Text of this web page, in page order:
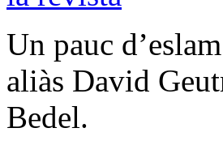
Un pauc
aliàs David
Bedel.